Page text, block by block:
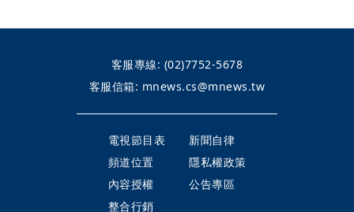
客服專線: (02)7752-5678
客服信箱: mnews.cs@mnews.tw
電視節目表
新聞自律
頻道位置
隱私權政策
內容授權
公告專區
整合行銷